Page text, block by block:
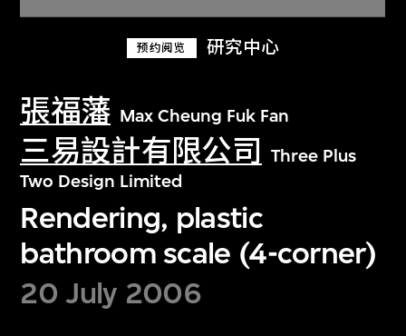
预约阅览 研究中心
張福藩 Max Cheung Fuk Fan
三易設計有限公司
Three Plus
Two Design Limited
Rendering, plastic
bathroom scale (4-corner)
20 July 2006
关于M+藏品
探索世界顶级的二十及二十一世纪视觉
文化藏品。